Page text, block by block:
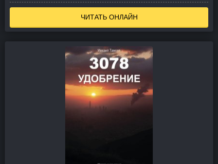
ЧИТАТЬ ОНЛАЙН